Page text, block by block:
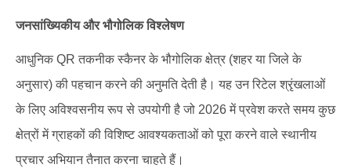
जनसांख्यिकीय और भौगोलिक विश्लेषण
आधुनिक QR तकनीक स्कैनर के भौगोलिक क्षेत्र (शहर या जिले के
अनुसार) की पहचान करने की अनुमति देती है। यह उन रिटेल श्रृंखलाओं
के लिए अविश्वसनीय रूप से उपयोगी है जो 2026 में प्रवेश करते समय कुछ
क्षेत्रों में ग्राहकों की विशिष्ट आवश्यकताओं को पूरा करने वाले स्थानीय
प्रचार अभियान तैनात करना चाहते हैं।